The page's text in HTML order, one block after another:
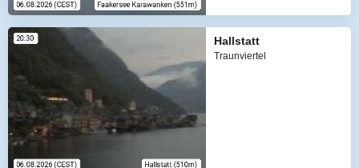
Hallstatt
Traunviertel